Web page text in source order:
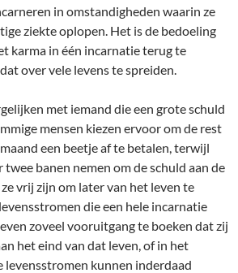
in omstandigheden waarin ze
ziekte oplopen. Het is de bedoeling
karma in één incarnatie terug te
over vele levens te spreiden.
met iemand die een grote schuld
mensen kiezen ervoor om de rest
een beetje af te betalen, terwijl
twee banen nemen om de schuld aan de
vrij zijn om later van het leven te
die een hele incarnatie
zoveel vooruitgang te boeken dat zij
het eind van dat leven, of in het
levensstromen kunnen inderdaad